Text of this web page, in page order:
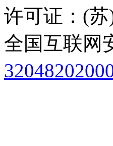
许可证：(苏
全国互联网